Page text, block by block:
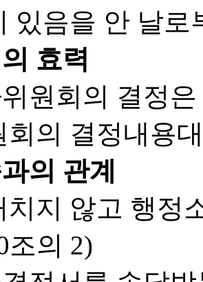
있음을 안 날로
효력
원회의 결정
회의 결정내용
의 관계
치지 않고 행정
조의 2)